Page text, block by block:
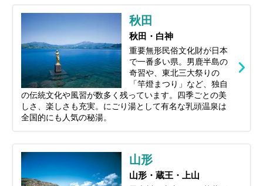
秋田
秋田・白神
重要無形民俗文化財が日本
で一番多い県。男鹿半島の
奇習や、東北三大祭りの
「竿燈まつり」など、独自
の伝統文化や風習が数多く残っています。四季ごとの美
しさ、楽しさも充実。にごり湯として有名な乳頭温泉は
全国的にも人気の秘湯。
山形
山形・蔵王・上山